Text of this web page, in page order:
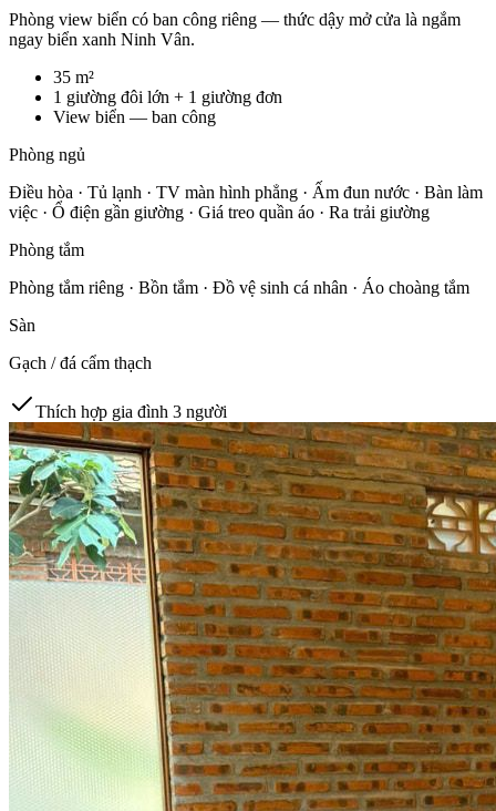
Phòng view biển có ban công riêng — thức dậy mở cửa là ngắm
ngay biển xanh Ninh Vân.
35 m²
1 giường đôi lớn + 1 giường đơn
View biển — ban công
Phòng ngủ
Điều hòa · Tủ lạnh · TV màn hình phẳng · Ấm đun nước · Bàn làm
việc · Ổ điện gần giường · Giá treo quần áo · Ra trải giường
Phòng tắm
Phòng tắm riêng · Bồn tắm · Đồ vệ sinh cá nhân · Áo choàng tắm
Sàn
Gạch / đá cẩm thạch
Thích hợp gia đình 3 người